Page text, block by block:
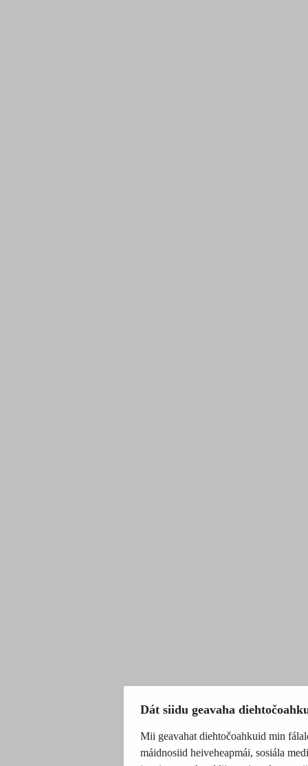
Dát siidu geavaha
Mii geavahat diehtočoahkuid min
máidnosiid heiveheapmái, sosiála